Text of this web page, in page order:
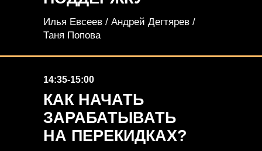
Илья Евсеев / Андрей Дегтярев /
Таня Попова
14:35-15:00
КАК НАЧАТЬ
ЗАРАБАТЫВАТЬ
НА ПЕРЕКИДКАХ?